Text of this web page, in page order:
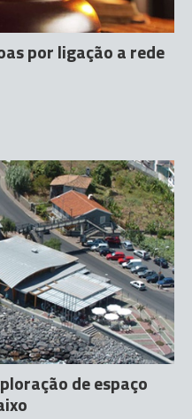
por ligação a rede
de espaço